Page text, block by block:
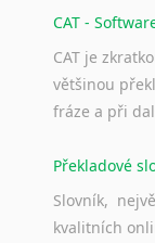
CAT -
CAT je
většinou
fráze a při
Překladové
Slovník,
kvalitních